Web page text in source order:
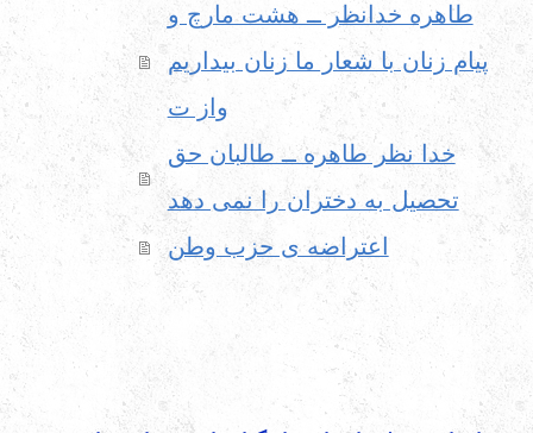
طاهره خدانظر ــ هشت مارچ و
پیام زنان با شعار ما زنان بیداریم
واز ت
خدا نظر طاهره ــ طالبان حق
تحصیل به دختران را نمی دهد
اعتراضه ی حزب وطن